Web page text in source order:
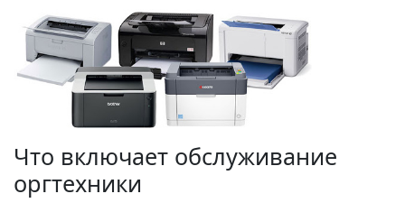
Что включает обслуживание
оргтехники